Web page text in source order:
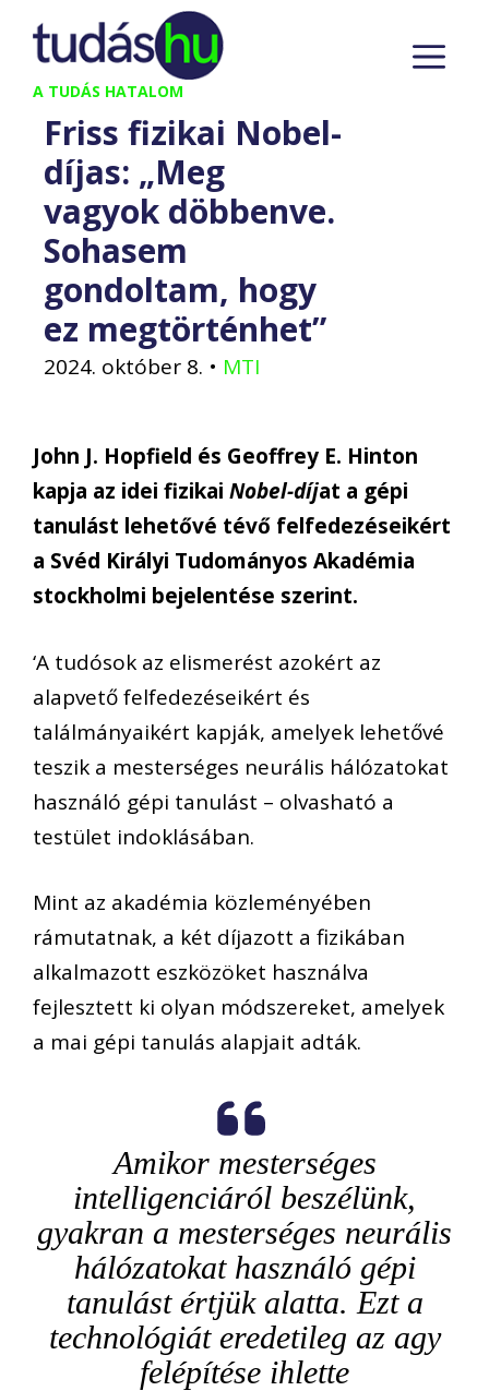
Kilépés
tartalomba
A TUDÁS HATALOM
Friss fizikai Nobel-
díjas: „Meg
vagyok döbbenve.
Sohasem
gondoltam, hogy
ez megtörténhet”
2024. október 8. • MTI
John J. Hopfield és Geoffrey E. Hinton
kapja az idei fizikai Nobel-díjat a gépi
tanulást lehetővé tévő felfedezéseikért
a Svéd Királyi Tudományos Akadémia
stockholmi bejelentése szerint.
‘A tudósok az elismerést azokért az
alapvető felfedezéseikért és
találmányaikért kapják, amelyek lehetővé
teszik a mesterséges neurális hálózatokat
használó gépi tanulást – olvasható a
testület indoklásában.
Mint az akadémia közleményében
rámutatnak, a két díjazott a fizikában
alkalmazott eszközöket használva
fejlesztett ki olyan módszereket, amelyek
a mai gépi tanulás alapjait adták.
Amikor mesterséges
intelligenciáról beszélünk,
gyakran a mesterséges neurális
hálózatokat használó gépi
tanulást értjük alatta. Ezt a
technológiát eredetileg az agy
felépítése ihlette